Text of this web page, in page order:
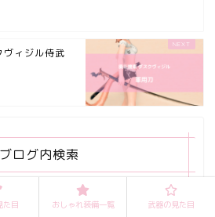
ヴィジル侍武
ブログ内検索
た目 おしゃれ装備一覧 武器の見た目